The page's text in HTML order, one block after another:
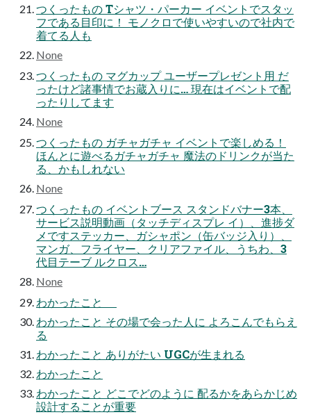
つくったもの Tシャツ・パーカー イベントでスタッ
フである目印に！ モノクロで使いやすいので社内で
着てる人も
None
つくったもの マグカップ ユーザープレゼント用 だ
ったけど諸事情でお蔵入りに… 現在はイベントで配
ったりしてます
None
つくったもの ガチャガチャ イベントで楽しめる！
ほんとに遊べるガチャガチャ 魔法のドリンクが当た
る、かもしれない
None
つくったもの イベントブース スタンドバナー3本、
サービス説明動画（タッチディスプレ イ）、進捗ダ
メですステッカー、ガシャポン（缶バッジ入り）、
マンガ、フライヤー、クリアファイル、うちわ、3
代目テーブ ルクロス…
None
わかったこと
わかったこと その場で会った人に よろこんでもらえ
る
わかったこと ありがたい UGCが生まれる
わかったこと
わかったこと どこでどのように 配るかをあらかじめ
設計することが重要